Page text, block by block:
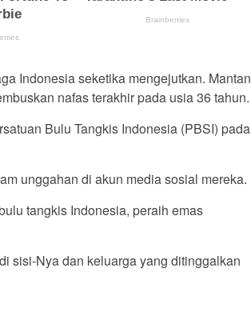
Indonesia seketika mengejutkan. Mantan
nafas terakhir pada usia 36 tahun.
Bulu Tangkis Indonesia (PBSI) pada
unggahan di akun media sosial mereka.
tangkis Indonesia, peraih emas
sisi-Nya dan keluarga yang ditinggalkan